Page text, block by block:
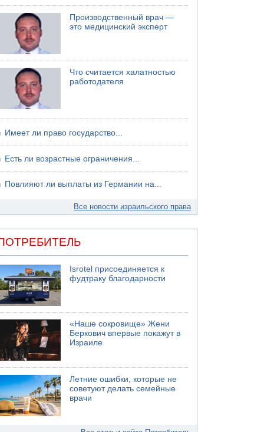
06.08.2026 13:07
Возле Кирьят-Арбы пожар на местности
06.08.2026 12:06
США не будут давить на Израиль в вопросе
06.08.2026 11:41
Трое подростков ограбили сексшоп в Холоне
Производственный врач —
это медицинский эксперт
Что считается халатностью
работодателя
Имеет ли право государство...
Есть ли возрастные ограничения...
Повлияют ли выплаты из Германии на...
Все новости израильского права
Isrotel присоединяется к
фудтраку благодарности
«Наше сокровище» Жени
Беркович впервые покажут в
Израиле
Летние ошибки, которые не
советуют делать семейные
врачи